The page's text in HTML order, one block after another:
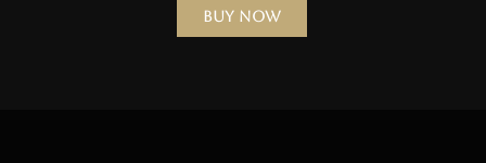
Buy Now